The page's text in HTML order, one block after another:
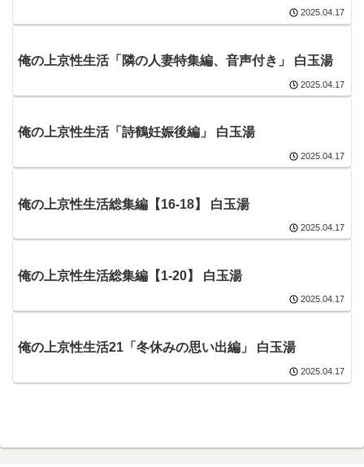
2025.04.17
俺の上京性生活「隣の人妻特集編、音声付き」 白玉湯
2025.04.17
俺の上京性生活「詩鶴妊娠後編」 白玉湯
2025.04.17
俺の上京性生活総集編【16-18】 白玉湯
2025.04.17
俺の上京性生活総集編【1-20】 白玉湯
2025.04.17
俺の上京性生活21「冬休みの思い出編」 白玉湯
2025.04.17